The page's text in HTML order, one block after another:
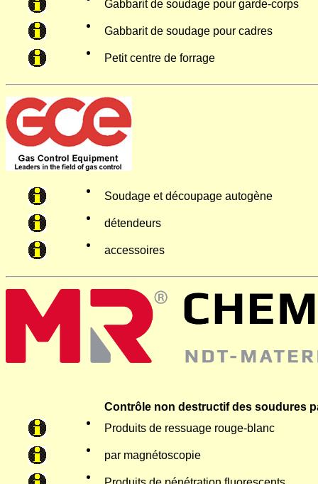
Gabbarit de soudage pour garde-corps
Gabbarit de soudage pour cadres
Petit centre de forrage
Soudage et découpage autogène
détendeurs
accessoires
Contrôle non destructif des soudures
Produits de ressuage rouge-blanc
par magnétoscopie